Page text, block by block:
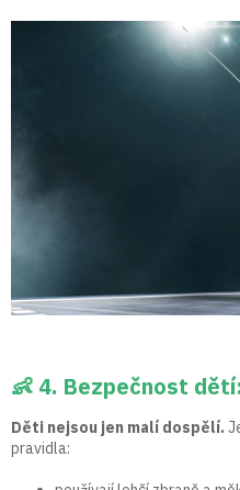
👶 4. Bezpečnost
Děti nejsou jen malí dospělí.
pravidla: